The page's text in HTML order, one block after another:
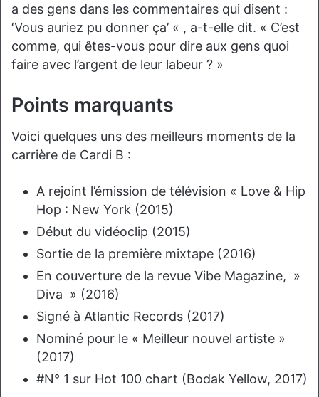
a des gens dans les commentaires qui disent :
‘Vous auriez pu donner ça’ « , a-t-elle dit. « C’est
comme, qui êtes-vous pour dire aux gens quoi
faire avec l’argent de leur labeur ? »
Points marquants
Voici quelques uns des meilleurs moments de la
carrière de Cardi B :
A rejoint l’émission de télévision « Love & Hip
Hop : New York (2015)
Début du vidéoclip (2015)
Sortie de la première mixtape (2016)
En couverture de la revue Vibe Magazine, »
Diva » (2016)
Signé à Atlantic Records (2017)
Nominé pour le « Meilleur nouvel artiste »
(2017)
#N° 1 sur Hot 100 chart (Bodak Yellow, 2017)